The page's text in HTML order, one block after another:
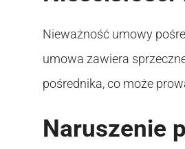
Nieważność umowy
umowa zawiera
pośrednika, co może
Naruszenie